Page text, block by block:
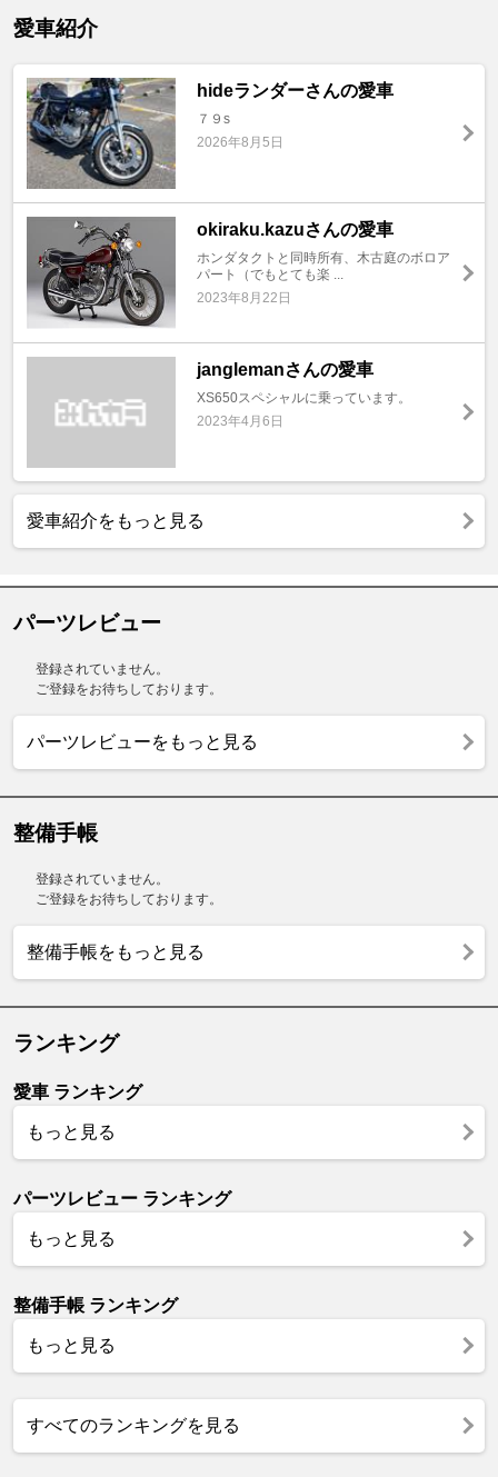
愛車紹介
hideランダーさんの愛車
７９s
2026年8月5日
okiraku.kazuさんの愛車
ホンダタクトと同時所有、木古庭のボロア
パート（でもとても楽 ...
2023年8月22日
janglemanさんの愛車
XS650スペシャルに乗っています。
2023年4月6日
愛車紹介をもっと見る
パーツレビュー
登録されていません。
ご登録をお待ちしております。
パーツレビューをもっと見る
整備手帳
登録されていません。
ご登録をお待ちしております。
整備手帳をもっと見る
ランキング
愛車 ランキング
もっと見る
パーツレビュー ランキング
もっと見る
整備手帳 ランキング
もっと見る
すべてのランキングを見る